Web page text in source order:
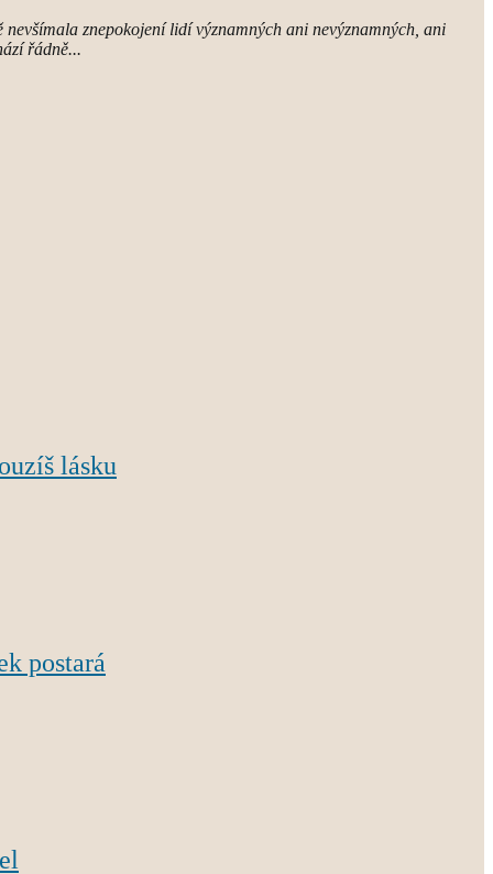
znepokojení lidí významných ani nevýznamných, ani
řádně...
lásku
postará